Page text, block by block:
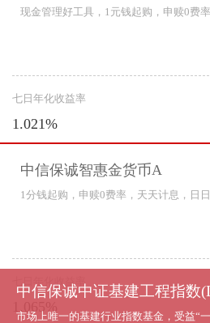
现金管理好工具，1元钱起购，申赎0费
七日年化收益率
1.021%
中信保诚智惠金货币A
1分钱起购，申赎0费率，天天计息，日日
七日年化收益率
1.065%
中信保诚中证基建工程指数
市场上唯一的基建行业指数基金，受益“